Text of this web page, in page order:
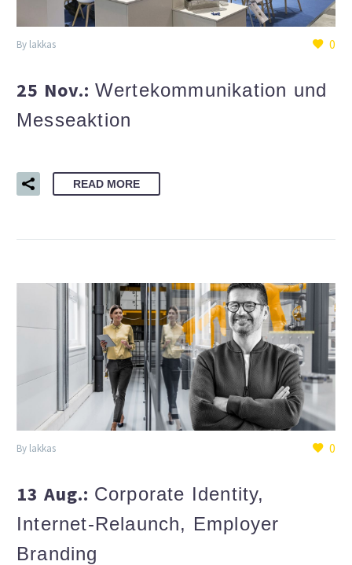
0
By lakkas
25 Nov.: Wertekommunikation und
Messeaktion
READ MORE
0
By lakkas
13 Aug.: Corporate Identity,
Internet-Relaunch, Employer
Branding